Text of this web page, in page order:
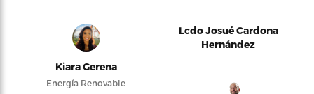
Kiara Gerena
Energía Renovable
Lcdo Josué Cardona
Hernández